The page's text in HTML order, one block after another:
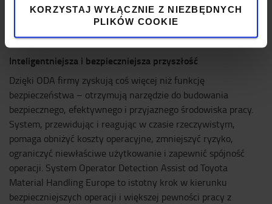
KORZYSTAJ WYŁĄCZNIE Z NIEZBĘDNYCH
PLIKÓW COOKIE
realną przewagę w zakresie bezpieczeństwa, łatwości obsługi
Inteligentniejsza i bezpieczniejsza przyszłość
Dzięki ODA firmy zyskują coś więcej niż funkcję
bezpieczeństwa – otrzymują narzędzie do budowania
bezpiecznego, efektywnego i przyjaznego środowiska pracy.
System, przewidując i reagując w czasie rzeczywistym,
pomaga obniżyć koszty operacyjne, zmniejszyć ryzyko,
ograniczyć niewłaściwe użytkowanie i zapewnić spójność
operacji. System Operator Detection Assist od Toyota
Material Handling Europe to istotny krok w kierunku
bezpieczniejszych operacji i większej pewności pracy z